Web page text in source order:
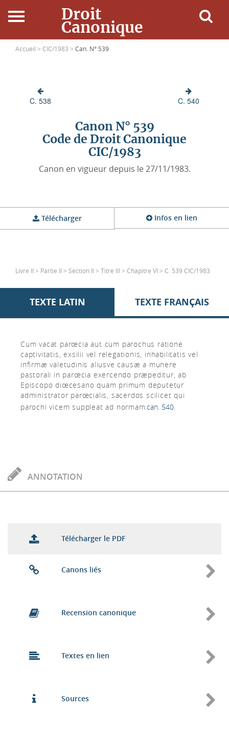
Droit
Canonique
Accueil
Ressources
Accueil > CIC/1983 > Can. N° 539
C. 538 C. 540
Canon N° 539
Code de Droit Canonique
CIC/1983
Canon en vigueur depuis le 27/11/1983.
Télécharger Infos en lien
Livre II > Partie II > Section II > Titre III > Chapitre VI > C. 539 CIC/1983
TEXTE LATIN TEXTE FRANÇAIS
Cum vacat parœcia aut cum parochus ratione
captivitatis, exsilii vel relegationis, inhabilitatis vel
infirmæ valetudinis aliusve causæ a munere
pastorali in parœcia exercendo præpeditur, ab
Episcopo diœcesano quam primum deputetur
administrator parœcialis, sacerdos scilicet qui
parochi vicem suppleat ad normamcan. 540.
ANNOTATION
Télécharger le PDF
Canons liés
Recension canonique
Textes en lien
Sources